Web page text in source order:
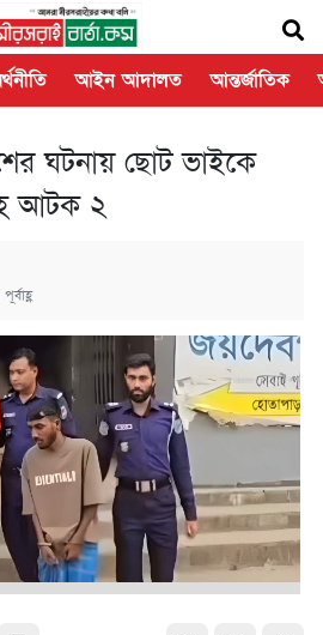
আইন আদালত আন্তর্জাতিক
ঘটনায় ছোট ভাইকে
আটক ২